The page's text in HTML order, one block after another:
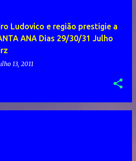
Ludovico e região prestigie a
ANA Dias 29/30/31 Julho
13, 2011